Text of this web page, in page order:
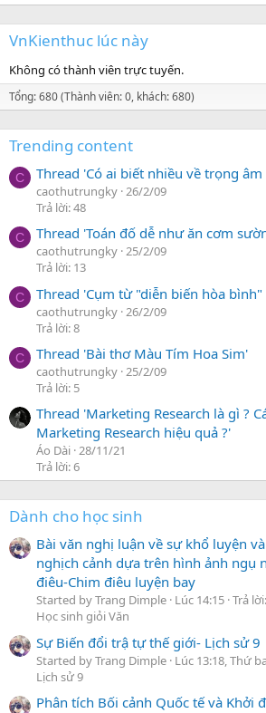
VnKienthuc lúc này
Không có thành viên trực tuyến.
Tổng: 680 (Thành viên: 0, khách: 680)
Trending content
C Thread 'Có ai biết nhiều về trọng
caothutrungky 26/2/09
Trả lời: 48
C Thread 'Toán đố dễ như ăn cơm
caothutrungky 25/2/09
Trả lời: 13
C Thread 'Cụm từ "diễn biến hòa
caothutrungky 26/2/09
Trả lời: 8
C Thread 'Bài thơ Màu Tím Hoa Sim'
caothutrungky 25/2/09
Trả lời: 5
Thread 'Marketing Research là gì ?
Marketing Research hiệu quả ?'
Áo Dài 28/11/21
Trả lời: 6
Dành cho học sinh
Bài văn nghị luận về sự khổ luyện
nghịch cảnh dựa trên hình ảnh ngụ
điêu-Chim điêu luyện bay
Started by Trang Dimple Lúc 14:15 Trả
Học sinh giỏi Văn
Sự Biến đổi trậ tự thế giới- Lịch sử 9
Started by Trang Dimple Lúc 13:18, Thứ
Lịch sử 9
Phân tích Bối cảnh Quốc tế và Khởi